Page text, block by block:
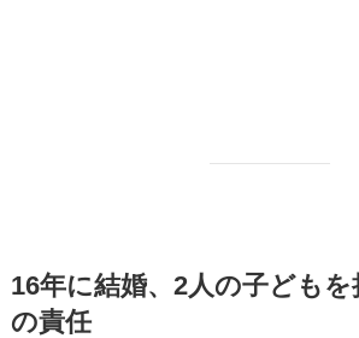
16年に結婚、2人の子ども
の責任